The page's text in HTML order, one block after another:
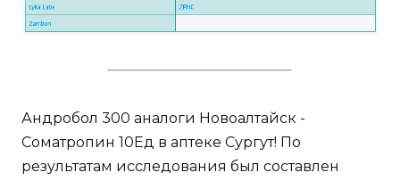
Андробол 300 аналоги Новоалтайск -
Cоматропин 10Ед в аптеке Сургут! По
результатам исследования был составлен